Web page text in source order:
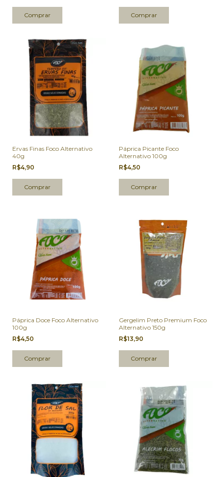
Ervas Finas Foco Alternativo
40g
R$4,90
Páprica Picante Foco
Alternativo 100g
R$4,50
Páprica Doce Foco Alternativo
100g
R$4,50
Gergelim Preto Premium Foco
Alternativo 150g
R$13,90